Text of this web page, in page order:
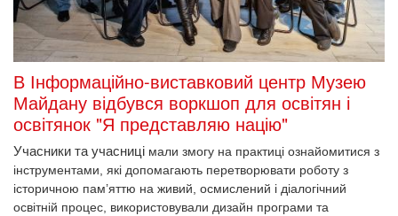
В Інформаційно-виставковий центр Музею
Майдану відбувся воркшоп для освітян і
освітянок "Я представляю націю"
Учасники та учасниці мали змогу на практиці ознайомитися з
інструментами, які допомагають перетворювати роботу з
історичною пам’яттю на живий, осмислений і діалогічний
освітній процес, використовували дизайн програми та